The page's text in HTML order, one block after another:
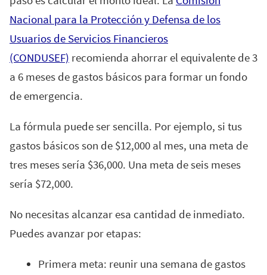
Nacional para la Protección y Defensa de los
Usuarios de Servicios Financieros
(CONDUSEF) recomienda ahorrar el equivalente de 3
a 6 meses de gastos básicos para formar un fondo
de emergencia.
La fórmula puede ser sencilla. Por ejemplo, si tus
gastos básicos son de $12,000 al mes, una meta de
tres meses sería $36,000. Una meta de seis meses
sería $72,000.
No necesitas alcanzar esa cantidad de inmediato.
Puedes avanzar por etapas:
Primera meta: reunir una semana de gastos